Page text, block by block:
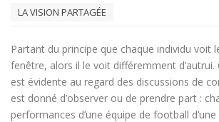
LA VISION PARTAGÉE
Partant du principe que chaque individu voit
fenêtre, alors il le voit différemment
est évidente au regard des discussions de
est donné d’observer ou de prendre part :
performances d’une équipe de football d’une